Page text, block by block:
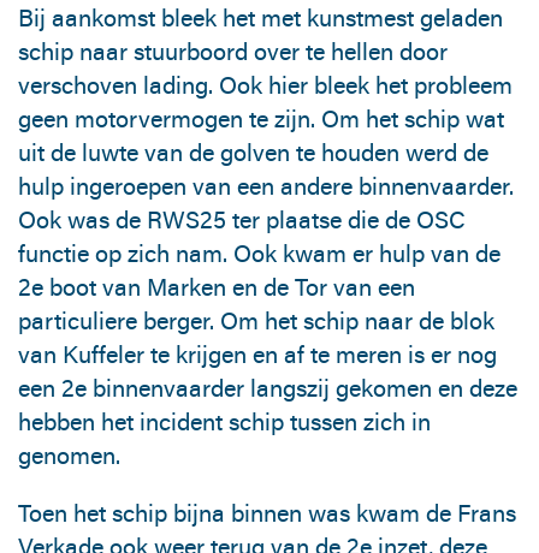
Bij aankomst bleek het met kunstmest geladen
schip naar stuurboord over te hellen door
verschoven lading. Ook hier bleek het probleem
geen motorvermogen te zijn. Om het schip wat
uit de luwte van de golven te houden werd de
hulp ingeroepen van een andere binnenvaarder.
Ook was de RWS25 ter plaatse die de OSC
functie op zich nam. Ook kwam er hulp van de
2e boot van Marken en de Tor van een
particuliere berger. Om het schip naar de blok
van Kuffeler te krijgen en af te meren is er nog
een 2e binnenvaarder langszij gekomen en deze
hebben het incident schip tussen zich in
genomen.
Toen het schip bijna binnen was kwam de Frans